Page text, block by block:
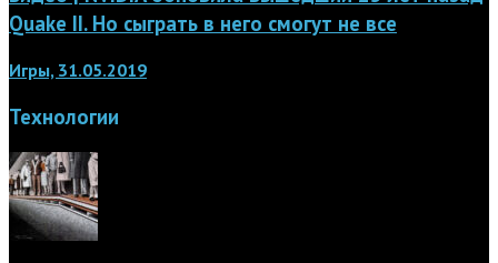
Quake II. Но сыграть в него смогут не все
Игры, 31.05.2019
Технологии